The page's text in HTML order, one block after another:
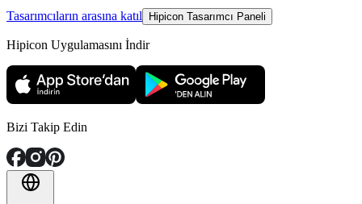
Tasarımcıların arasına katıl Hipicon Tasarımcı Paneli
Hipicon Uygulamasını İndir
Bizi Takip Edin